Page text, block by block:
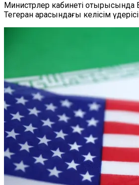
Министрлер кабинеті отырысында
Тегеран арасындағы келісім